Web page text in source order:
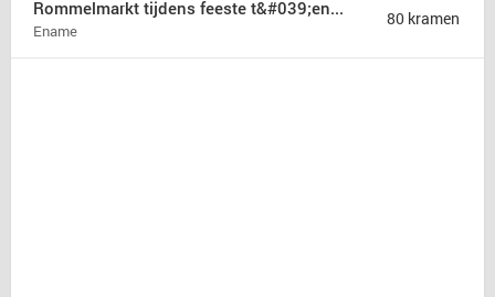
Rommelmarkt tijdens feeste t&#039;ename
Ename
80 kramen